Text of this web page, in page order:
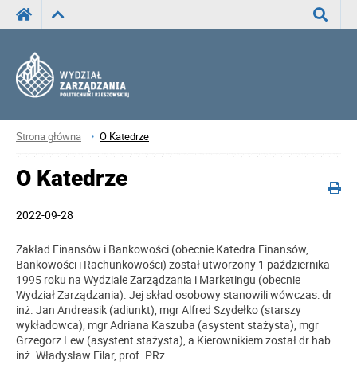
Strona główna O Katedrze
O Katedrze
2022-09-28
Zakład Finansów i Bankowości (obecnie Katedra Finansów,
Bankowości i Rachunkowości) został utworzony 1 października
1995 roku na Wydziale Zarządzania i Marketingu (obecnie
Wydział Zarządzania). Jej skład osobowy stanowili wówczas: dr
inż. Jan Andreasik (adiunkt), mgr Alfred Szydełko (starszy
wykładowca), mgr Adriana Kaszuba (asystent stażysta), mgr
Grzegorz Lew (asystent stażysta), a Kierownikiem został dr hab.
inż. Władysław Filar, prof. PRz.